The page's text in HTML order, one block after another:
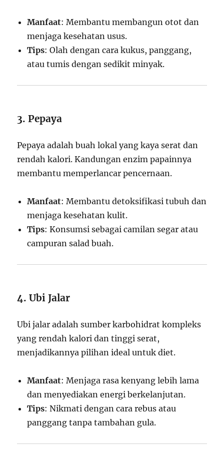
Manfaat: Membantu membangun otot dan
menjaga kesehatan usus.
Tips: Olah dengan cara kukus, panggang,
atau tumis dengan sedikit minyak.
3. Pepaya
Pepaya adalah buah lokal yang kaya serat dan
rendah kalori. Kandungan enzim papainnya
membantu memperlancar pencernaan.
Manfaat: Membantu detoksifikasi tubuh dan
menjaga kesehatan kulit.
Tips: Konsumsi sebagai camilan segar atau
campuran salad buah.
4. Ubi Jalar
Ubi jalar adalah sumber karbohidrat kompleks
yang rendah kalori dan tinggi serat,
menjadikannya pilihan ideal untuk diet.
Manfaat: Menjaga rasa kenyang lebih lama
dan menyediakan energi berkelanjutan.
Tips: Nikmati dengan cara rebus atau
panggang tanpa tambahan gula.